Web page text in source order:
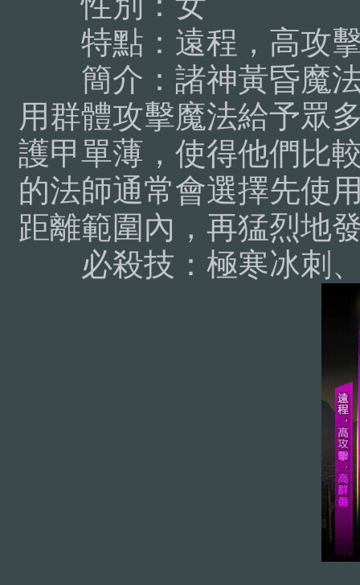
特點：遠程，高攻擊
簡介： 諸神黃昏魔
用群體攻擊魔法給予眾
護甲單薄，使得他們比
的法師通常會選擇先使
距離範圍內，再猛烈地
必殺技：極寒冰刺、